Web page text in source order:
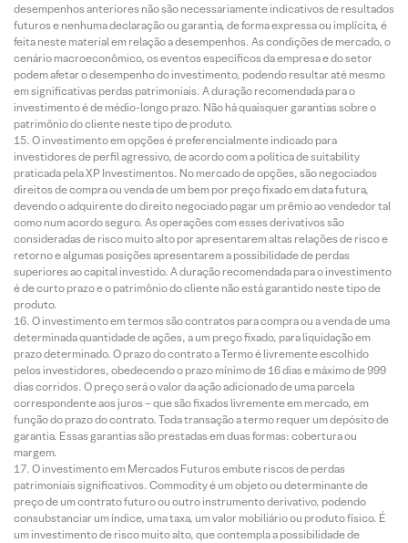
desempenhos anteriores não são necessariamente indicativos de resultados
futuros e nenhuma declaração ou garantia, de forma expressa ou implícita, é
feita neste material em relação a desempenhos. As condições de mercado, o
cenário macroeconômico, os eventos específicos da empresa e do setor
podem afetar o desempenho do investimento, podendo resultar até mesmo
em significativas perdas patrimoniais. A duração recomendada para o
investimento é de médio-longo prazo. Não há quaisquer garantias sobre o
patrimônio do cliente neste tipo de produto.
O investimento em opções é preferencialmente indicado para
investidores de perfil agressivo, de acordo com a política de suitability
praticada pela XP Investimentos. No mercado de opções, são negociados
direitos de compra ou venda de um bem por preço fixado em data futura,
devendo o adquirente do direito negociado pagar um prêmio ao vendedor tal
como num acordo seguro. As operações com esses derivativos são
consideradas de risco muito alto por apresentarem altas relações de risco e
retorno e algumas posições apresentarem a possibilidade de perdas
superiores ao capital investido. A duração recomendada para o investimento
é de curto prazo e o patrimônio do cliente não está garantido neste tipo de
produto.
O investimento em termos são contratos para compra ou a venda de uma
determinada quantidade de ações, a um preço fixado, para liquidação em
prazo determinado. O prazo do contrato a Termo é livremente escolhido
pelos investidores, obedecendo o prazo mínimo de 16 dias e máximo de 999
dias corridos. O preço será o valor da ação adicionado de uma parcela
correspondente aos juros – que são fixados livremente em mercado, em
função do prazo do contrato. Toda transação a termo requer um depósito de
garantia. Essas garantias são prestadas em duas formas: cobertura ou
margem.
O investimento em Mercados Futuros embute riscos de perdas
patrimoniais significativos. Commodity é um objeto ou determinante de
preço de um contrato futuro ou outro instrumento derivativo, podendo
consubstanciar um índice, uma taxa, um valor mobiliário ou produto físico. É
um investimento de risco muito alto, que contempla a possibilidade de